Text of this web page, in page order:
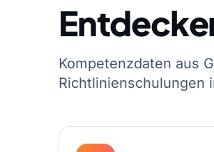
Kompetenzdaten aus
Richtlinienschulungen